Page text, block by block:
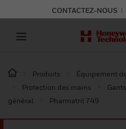
CONTACTEZ-NOUS
Produits
Équipement
Protection des mains
Gants
général
Pharmatril 749